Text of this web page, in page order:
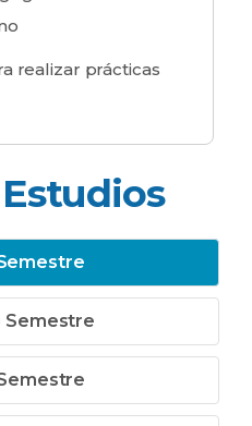
realizar prácticas
Semestre